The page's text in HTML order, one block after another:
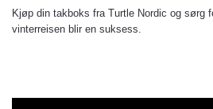
Kjøp din takboks fra Turtle Nordic og sørg
vinterreisen blir en suksess.